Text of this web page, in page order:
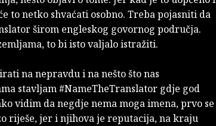
to netko shvaćati osobno. Treba pojasniti da
širom engleskog govornog područja.
to bi isto valjalo istražiti.
na nepravdu i na nešto što nas
stavljam #NameTheTranslator gdje god
vidim da negdje nema moga imena, prvo se
riješe, jer i njihova je reputacija, na kraju